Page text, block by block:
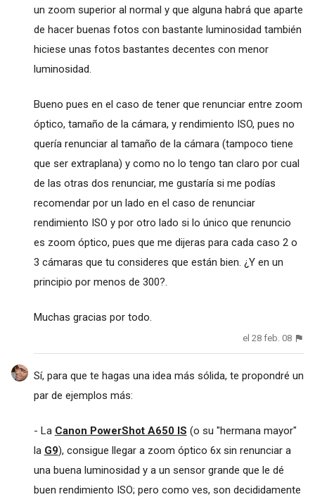
un zoom superior al normal y que alguna habrá que aparte
de hacer buenas fotos con bastante luminosidad también
hiciese unas fotos bastantes decentes con menor
luminosidad.
Bueno pues en el caso de tener que renunciar entre zoom
óptico, tamaño de la cámara, y rendimiento ISO, pues no
quería renunciar al tamaño de la cámara (tampoco tiene
que ser extraplana) y como no lo tengo tan claro por cual
de las otras dos renunciar, me gustaría si me podías
recomendar por un lado en el caso de renunciar
rendimiento ISO y por otro lado si lo único que renuncio
es zoom óptico, pues que me dijeras para cada caso 2 o
3 cámaras que tu consideres que están bien. ¿Y en un
principio por menos de 300?.
Muchas gracias por todo.
el 28 feb. 08
Sí, para que te hagas una idea más sólida, te propondré un
par de ejemplos más:
- La Canon PowerShot A650 IS (o su "hermana mayor"
la G9), consigue llegar a zoom óptico 6x sin renunciar a
una buena luminosidad y a un sensor grande que le dé
buen rendimiento ISO; pero como ves, son decididamente